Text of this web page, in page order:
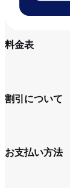
料金表
割引について
お支払い方法